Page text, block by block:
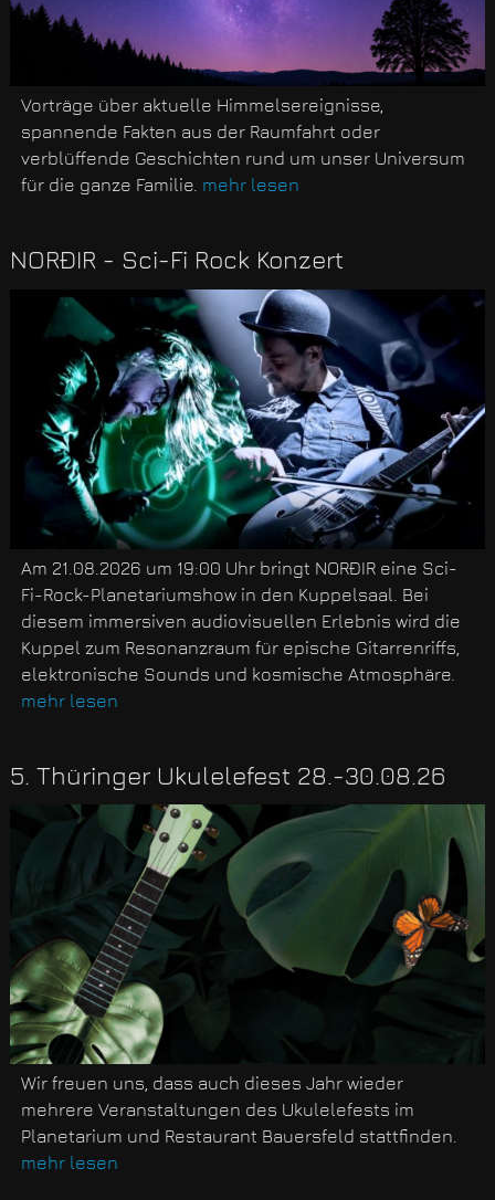
Vorträge über aktuelle Himmelsereignisse,
spannende Fakten aus der Raumfahrt oder
verblüffende Geschichten rund um unser Universum
für die ganze Familie. mehr lesen
NORÐIR - Sci-Fi Rock Konzert
Am 21.08.2026 um 19:00 Uhr bringt NORÐIR eine Sci-
Fi-Rock-Planetariumshow in den Kuppelsaal. Bei
diesem immersiven audiovisuellen Erlebnis wird die
Kuppel zum Resonanzraum für epische Gitarrenriffs,
elektronische Sounds und kosmische Atmosphäre.
mehr lesen
5. Thüringer Ukulelefest 28.-30.08.26
Wir freuen uns, dass auch dieses Jahr wieder
mehrere Veranstaltungen des Ukulelefests im
Planetarium und Restaurant Bauersfeld stattfinden.
mehr lesen